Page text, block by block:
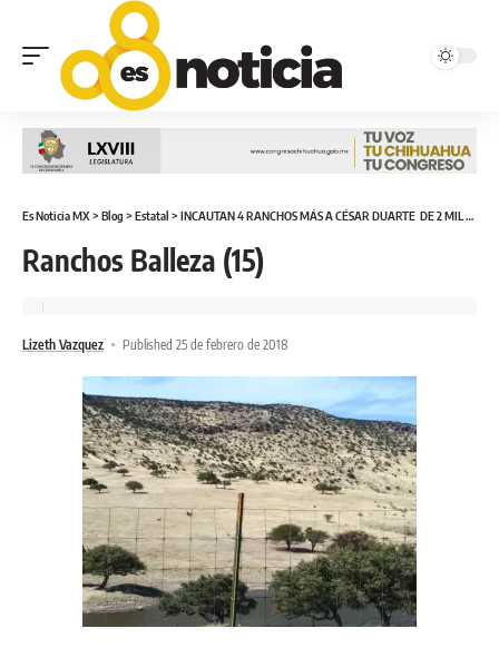
Es Noticia MX> Blog > Estatal > INCAUTAN 4 RANCHOS MÁS A CÉSAR DUARTE DE 2 MIL 344 HÉCTAREAS; LO ANUNCIA EL GOBERNADOR
Ranchos Balleza (15)
Lizeth Vazquez Published 25 de febrero de 2018